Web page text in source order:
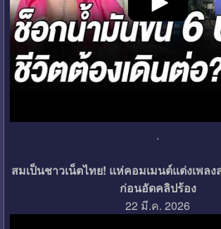
.
สมเป็นชาวเน็ตไทย! แห่คอมเมนต์แต่งเพล
ก่อนอัดคลิปร้อง
22 มี.ค. 2026